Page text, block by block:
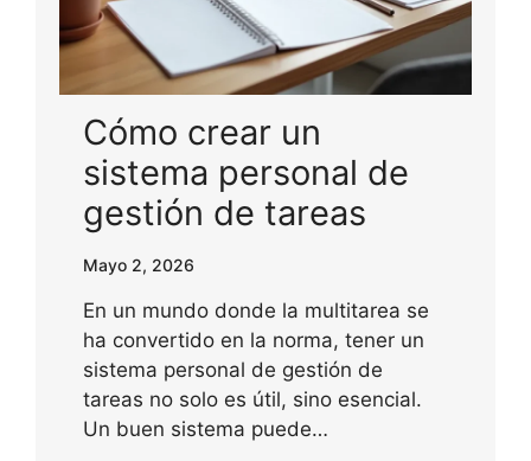
Cómo crear un
sistema personal de
gestión de tareas
Mayo 2, 2026
En un mundo donde la multitarea se
ha convertido en la norma, tener un
sistema personal de gestión de
tareas no solo es útil, sino esencial.
Un buen sistema puede…